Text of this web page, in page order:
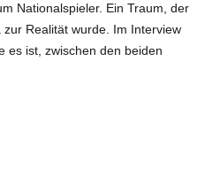
Nationalspieler. Ein Traum, der
Realität wurde. Im Interview
es ist, zwischen den beiden